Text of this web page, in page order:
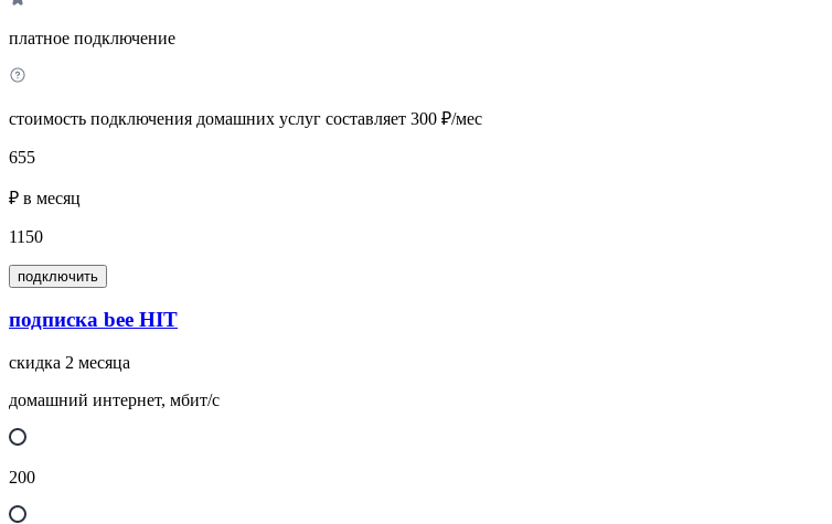
платное подключение
стоимость подключения домашних услуг составляет 300 ₽/мес
655
₽ в месяц
1150
подключить
подписка bee HIT
скидка 2 месяца
домашний интернет, мбит/с
200